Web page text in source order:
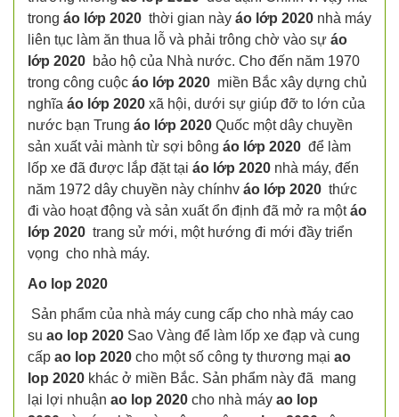
trong áo lớp 2020 thời gian này áo lớp 2020 nhà máy
liên tục làm ăn thua lỗ và phải trông chờ vào sự áo
lớp 2020 bảo hộ của Nhà nước. Cho đến năm 1970
trong công cuộc áo lớp 2020 miền Bắc xây dựng chủ
nghĩa áo lớp 2020 xã hội, dưới sự giúp đỡ to lớn của
nước bạn Trung áo lớp 2020 Quốc một dây chuyền
sản xuất vải mành từ sợi bông áo lớp 2020 để làm
lốp xe đã được lắp đặt tại áo lớp 2020 nhà máy, đến
năm 1972 dây chuyền này chínhv áo lớp 2020 thức
đi vào hoạt động và sản xuất ổn định đã mở ra mộtáo
lớp 2020 trang sử mới, một hướng đi mới đầy triển
vọng cho nhà máy.
Ao lop 2020
Sản phẩm của nhà máy cung cấp cho nhà máy cao
su ao lop 2020 Sao Vàng để làm lốp xe đạp và cung
cấp ao lop 2020 cho một số công ty thương mại ao
lop 2020 khác ở miền Bắc. Sản phẩm này đã mang
lại lợi nhuận ao lop 2020 cho nhà máy ao lop